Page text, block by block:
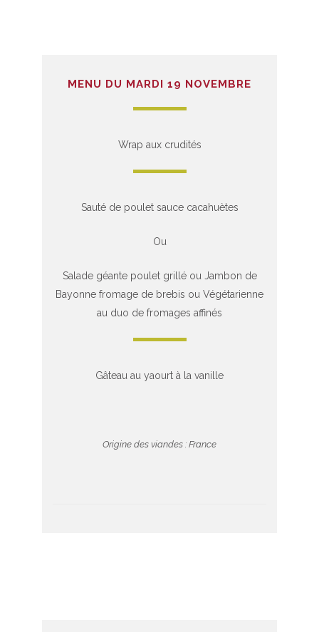
MENU DU MARDI 19 NOVEMBRE
Wrap aux crudités
Sauté de poulet sauce cacahuètes
Ou
Salade géante poulet grillé ou Jambon de
Bayonne fromage de brebis ou Végétarienne
au duo de fromages affinés
Gâteau au yaourt à la vanille
Origine des viandes : France